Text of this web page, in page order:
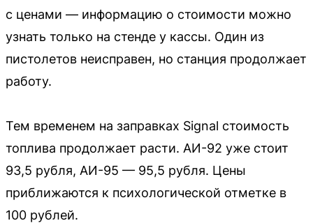
с ценами — информацию о стоимости можно
узнать только на стенде у кассы. Один из
пистолетов неисправен, но станция продолжает
работу.
Тем временем на заправках Signal стоимость
топлива продолжает расти. АИ-92 уже стоит
93,5 рубля, АИ-95 — 95,5 рубля. Цены
приближаются к психологической отметке в
100 рублей.